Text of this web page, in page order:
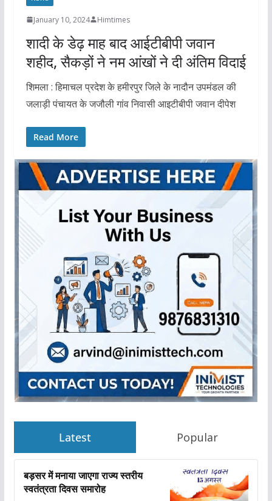
January 10, 2024 Himtimes
शादी के डेढ़ माह बाद आईटीबीपी जवान
शहीद, सैकड़ों ने नम आंखों ने दी अंतिम विदाई
शिमला : हिमाचल प्रदेश के हमीरपुर जिले के नादौन उपमंडल की
जलाड़ी पंचायत के जजौली गांव निवासी आइटीबीपी जवान दीपेश
Read More
Latest Popular
बड़सर में मनाया जाएगा राज्य स्तरीय
स्वतंत्रता दिवस समारोह